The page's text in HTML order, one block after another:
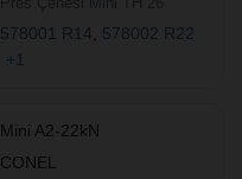
578001 R14
578002 R22
+1
Mini A2-22kN
CONEL